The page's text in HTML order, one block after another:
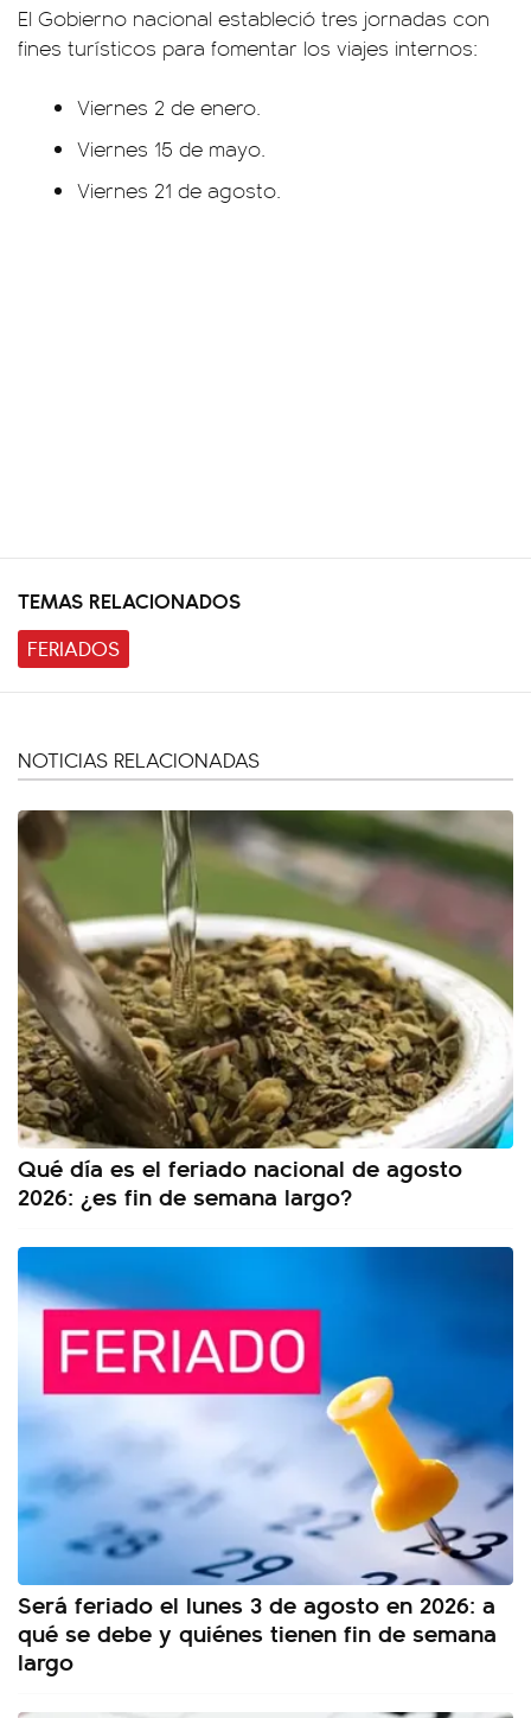
El Gobierno nacional estableció tres jornadas con
fines turísticos para fomentar los viajes internos:
Viernes 2 de enero.
Viernes 15 de mayo.
Viernes 21 de agosto.
TEMAS RELACIONADOS
FERIADOS
NOTICIAS RELACIONADAS
Qué día es el feriado nacional de agosto
2026: ¿es fin de semana largo?
Será feriado el lunes 3 de agosto en 2026: a
qué se debe y quiénes tienen fin de semana
largo